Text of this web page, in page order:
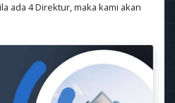
ada 4 Direktur, maka kami akan